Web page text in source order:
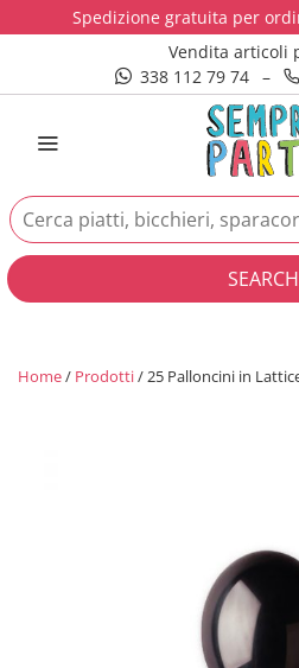
Spedizione gratuita per
Vendita articoli
338 112 79 74
–
SEARCH
Home/ Prodotti/ 25 Palloncini in